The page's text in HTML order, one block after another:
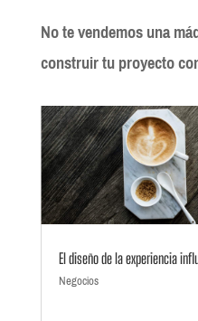
No te vendemos una
construir tu proyecto
El diseño de la experiencia
Negocios